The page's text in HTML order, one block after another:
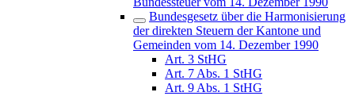
Bundesgesetz über die Harmonisierung
der direkten Steuern der Kantone und
Gemeinden vom 14. Dezember 1990
Art. 3 StHG
Art. 7 Abs. 1 StHG
Art. 9 Abs. 1 StHG